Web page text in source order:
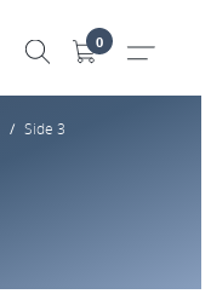
0
/ Side 3